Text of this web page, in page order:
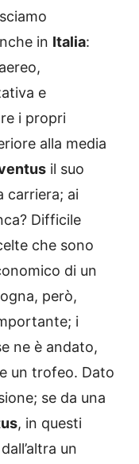
in Italia:
e
i propri
alla media
il suo
carriera; ai
Difficile
che sono
di un
però,
i
ne è andato,
un trofeo. Dato
se da una
, in questi
un